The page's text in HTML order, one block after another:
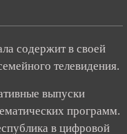
содержит в своей
телевидения.
выпуски
программ.
в цифровой